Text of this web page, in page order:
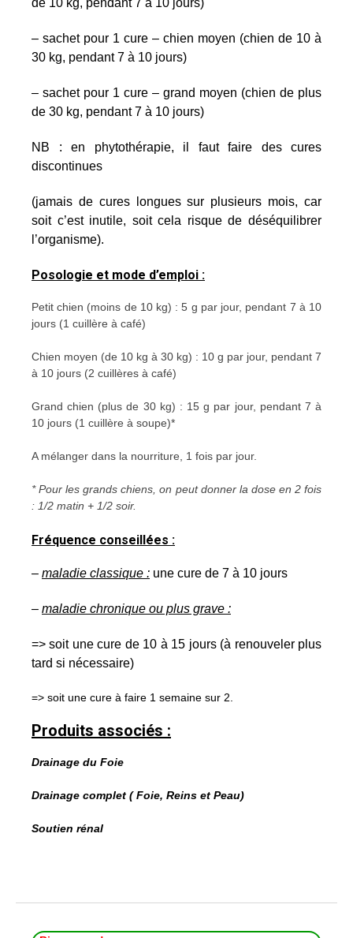
de 10 kg, pendant 7 à 10 jours)
– sachet pour 1 cure – chien moyen (chien de 10 à
30 kg, pendant 7 à 10 jours)
– sachet pour 1 cure – grand moyen (chien de plus
de 30 kg, pendant 7 à 10 jours)
NB : en phytothérapie, il faut faire des cures
discontinues
(jamais de cures longues sur plusieurs mois, car
soit c’est inutile, soit cela risque de déséquilibrer
l’organisme).
Posologie et mode d’emploi :
Petit chien (moins de 10 kg) : 5 g par jour, pendant 7 à 10
jours (1 cuillère à café)
Chien moyen (de 10 kg à 30 kg) : 10 g par jour, pendant 7
à 10 jours (2 cuillères à café)
Grand chien (plus de 30 kg) : 15 g par jour, pendant 7 à
10 jours (1 cuillère à soupe)*
A mélanger dans la nourriture, 1 fois par jour.
* Pour les grands chiens, on peut donner la dose en 2 fois
: 1/2 matin + 1/2 soir.
Fréquence conseillées :
– maladie classique : une cure de 7 à 10 jours
– maladie chronique ou plus grave :
=> soit une cure de 10 à 15 jours (à renouveler plus
tard si nécessaire)
=> soit une cure à faire 1 semaine sur 2.
Produits associés :
Drainage du Foie
Drainage complet ( Foie, Reins et Peau)
Soutien rénal